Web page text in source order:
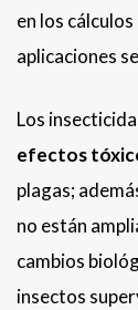
en los
aplicaciones
Los
efectos
plagas;
no están
cambios
insectos